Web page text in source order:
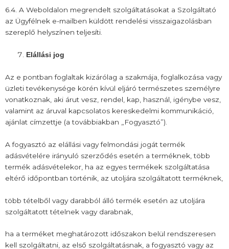
6.4. A Weboldalon megrendelt szolgáltatásokat a Szolgáltató
az Ügyfélnek e-mailben küldött rendelési visszaigazolásban
szereplő helyszínen teljesíti.
Elállási jog
Az e pontban foglaltak kizárólag a szakmája, foglalkozása vagy
üzleti tevékenysége körén kívül eljáró természetes személyre
vonatkoznak, aki árut vesz, rendel, kap, használ, igénybe vesz,
valamint az áruval kapcsolatos kereskedelmi kommunikáció,
ajánlat címzettje (a továbbiakban „Fogyasztó”).
A fogyasztó az elállási vagy felmondási jogát termék
adásvételére irányuló szerződés esetén a terméknek, több
termék adásvételekor, ha az egyes termékek szolgáltatása
eltérő időpontban történik, az utoljára szolgáltatott terméknek,
több tételből vagy darabból álló termék esetén az utoljára
szolgáltatott tételnek vagy darabnak,
ha a terméket meghatározott időszakon belül rendszeresen
kell szolgáltatni, az első szolgáltatásnak, a fogyasztó vagy az